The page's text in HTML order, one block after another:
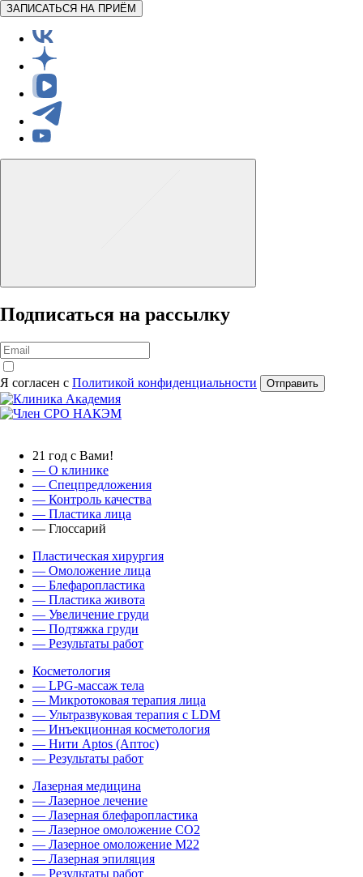
ЗАПИСАТЬСЯ НА ПРИЁМ
Подписаться на рассылку
Я согласен с Политикой конфиденциальности Отправить
21 год с Вами!
— О клинике
— Спецпредложения
— Контроль качества
— Пластика лица
— Глоссарий
Пластическая хирургия
— Омоложение лица
— Блефаропластика
— Пластика живота
— Увеличение груди
— Подтяжка груди
— Результаты работ
Косметология
— LPG-массаж тела
— Микротоковая терапия лица
— Ультразвуковая терапия с LDM
— Инъекционная косметология
— Нити Aptos (Аптос)
— Результаты работ
Лазерная медицина
— Лазерное лечение
— Лазерная блефаропластика
— Лазерное омоложение CO2
— Лазерное омоложение M22
— Лазерная эпиляция
— Результаты работ